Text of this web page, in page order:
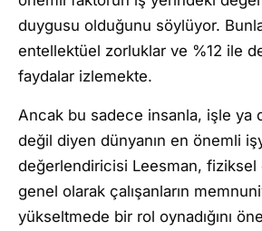
duygusu olduğunu söylüyor.
entellektüel zorluklar ve %12 ile
faydalar izlemekte.
Ancak bu sadece insanla, işle ya
değil diyen dünyanın en önemli
değerlendiricisi Leesman, fiziksel
genel olarak çalışanların
yükseltmede bir rol oynadığını